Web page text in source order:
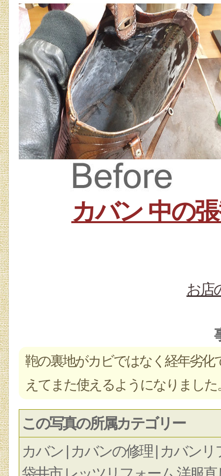
カバン 中の
お店
鞄の裏地がカビではなく経年劣
えてまた使えるようになりました
この写真の所属カテゴリー
カバン | カバンの修理 | カバン